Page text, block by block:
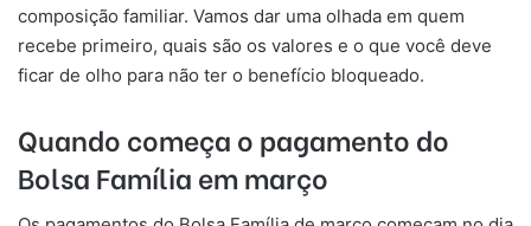
composição familiar. Vamos dar uma olhada em quem
recebe primeiro, quais são os valores e o que você deve
ficar de olho para não ter o benefício bloqueado.
Quando começa o pagamento do
Bolsa Família em março